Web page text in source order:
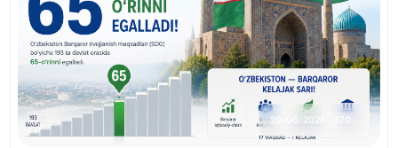
29-06-2026 370